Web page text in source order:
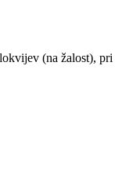
(na žalost),